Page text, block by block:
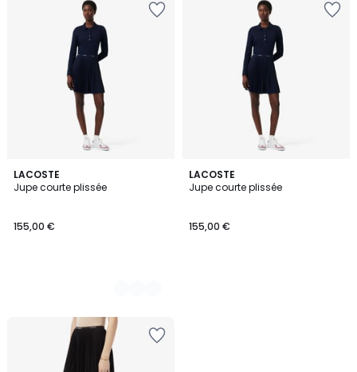
LACOSTE
Jupe courte plissée
155,00 €
2
Couleurs
LACOSTE
Jupe courte plissée
155,00 €